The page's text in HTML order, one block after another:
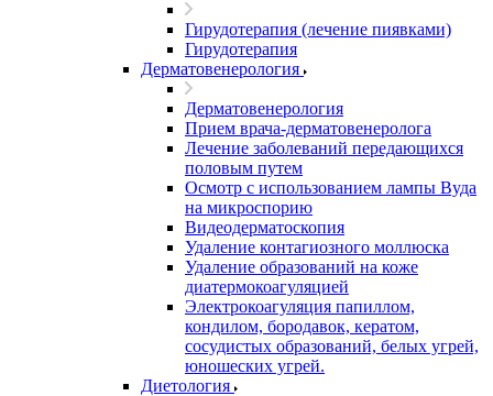
Гирудотерапия (лечение пиявками)
Гирудотерапия
Дерматовенерология
Дерматовенерология
Прием врача-дерматовенеролога
Лечение заболеваний передающихся
половым путем
Осмотр с использованием лампы Вуда
на микроспорию
Видеодерматоскопия
Удаление контагиозного моллюска
Удаление образований на коже
диатермокоагуляцией
Электрокоагуляция папиллом,
кондилом, бородавок, кератом,
сосудистых образований, белых угрей,
юношеских угрей.
Диетология